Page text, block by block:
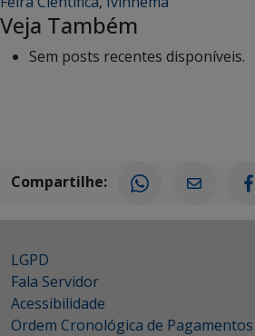
Veja Também
Sem posts recentes disponíveis.
Compartilhe:
LGPD
Fala Servidor
Acessibilidade
Ordem Cronológica de Pagamentos